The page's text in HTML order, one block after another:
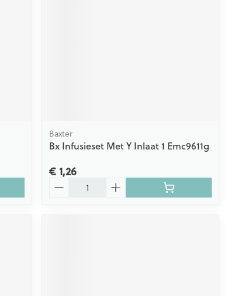
Baxter
Bx Infusieset Met Y Inlaat 1 Emc9611g
€ 1,26